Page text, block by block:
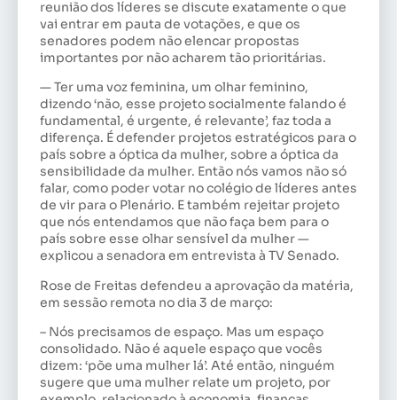
reunião dos líderes se discute exatamente o que
vai entrar em pauta de votações, e que os
senadores podem não elencar propostas
importantes por não acharem tão prioritárias.
— Ter uma voz feminina, um olhar feminino,
dizendo ‘não, esse projeto socialmente falando é
fundamental, é urgente, é relevante’, faz toda a
diferença. É defender projetos estratégicos para o
país sobre a óptica da mulher, sobre a óptica da
sensibilidade da mulher. Então nós vamos não só
falar, como poder votar no colégio de líderes antes
de vir para o Plenário. E também rejeitar projeto
que nós entendamos que não faça bem para o
país sobre esse olhar sensível da mulher —
explicou a senadora em entrevista à TV Senado.
Rose de Freitas defendeu a aprovação da matéria,
em sessão remota no dia 3 de março:
– Nós precisamos de espaço. Mas um espaço
consolidado. Não é aquele espaço que vocês
dizem: ‘põe uma mulher lá’. Até então, ninguém
sugere que uma mulher relate um projeto, por